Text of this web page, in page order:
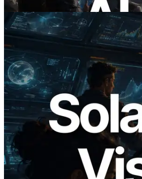
Leer este artículo
2026.05.24
Validators Solutions lanza
Analyzer — Visualización
producción de bloque por